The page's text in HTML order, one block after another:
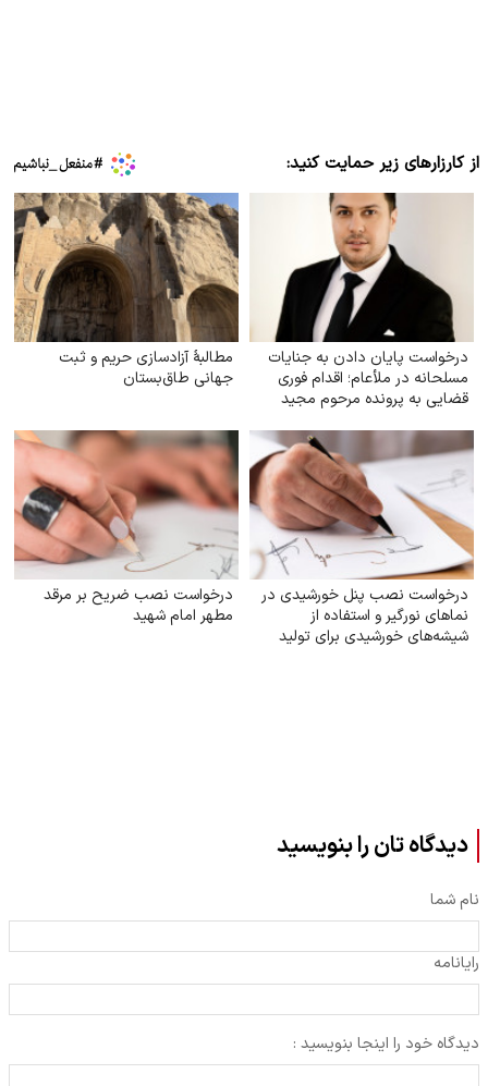
از کارزارهای زیر حمایت کنید:
درخواست پایان دادن به جنایات
مسلحانه در ملأعام؛ اقدام فوری
قضایی به پرونده مرحوم مجید
مطالبهٔ آزادسازی حریم و ثبت
جهانی طاق‌بستان
درخواست نصب پنل خورشیدی در
نماهای نورگیر و استفاده از
شیشه‌های خورشیدی برای تولید
درخواست نصب ضریح بر مرقد
مطهر امام شهید
دیدگاه تان را بنویسید
نام شما
رایانامه
دیدگاه خود را اینجا بنویسید :